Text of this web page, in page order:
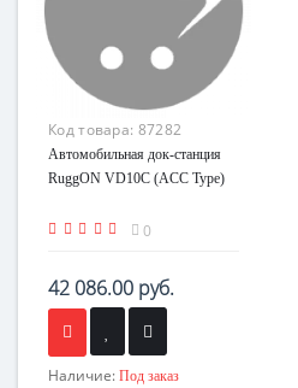
Код товара: 87282
Автомобильная док-станция
RuggON VD10C (ACC Type)
0
42 086.00 руб.
Наличие: Под заказ